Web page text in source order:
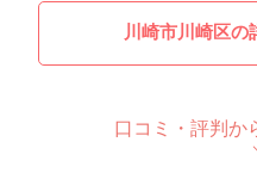
川崎市川崎区の
口コミ・評判か